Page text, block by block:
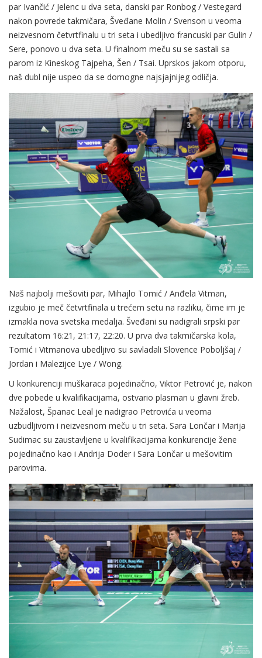
par Ivančić / Jelenc u dva seta, danski par Ronbog / Vestegard
nakon povrede takmičara, Šveđane Molin / Svenson u veoma
neizvesnom četvrtfinalu u tri seta i ubedljivo francuski par Gulin /
Sere, ponovo u dva seta. U finalnom meču su se sastali sa
parom iz Kineskog Tajpeha, Šen / Tsai. Uprskos jakom otporu,
naš dubl nije uspeo da se domogne najsjajnijeg odličja.
Naš najbolji mešoviti par, Mihajlo Tomić / Anđela Vitman,
izgubio je meč četvrtfinala u trećem setu na razliku, čime im je
izmakla nova svetska medalja. Šveđani su nadigrali srpski par
rezultatom 16:21, 21:17, 22:20. U prva dva takmičarska kola,
Tomić i Vitmanova ubedljivo su savladali Slovence Poboljšaj /
Jordan i Malezijce Lye / Wong.
U konkurenciji muškaraca pojedinačno, Viktor Petrović je, nakon
dve pobede u kvalifikacijama, ostvario plasman u glavni žreb.
Nažalost, Španac Leal je nadigrao Petrovića u veoma
uzbudljivom i neizvesnom meču u tri seta. Sara Lončar i Marija
Sudimac su zaustavljene u kvalifikacijama konkurencije žene
pojedinačno kao i Andrija Doder i Sara Lončar u mešovitim
parovima.